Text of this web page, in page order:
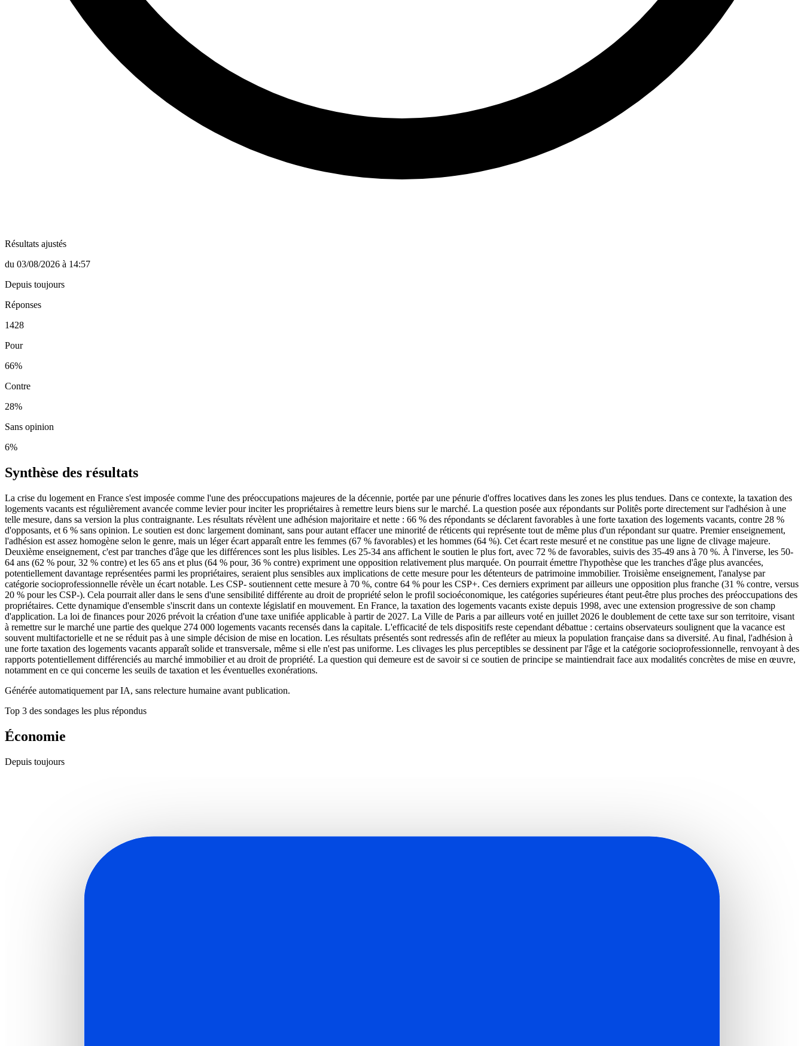
Résultats ajustés
du 03/08/2026 à 14:57
Depuis toujours
Réponses
1428
Pour
66%
Contre
28%
Sans opinion
6%
Synthèse des résultats
La crise du logement en France s'est imposée comme l'une des préoccupations majeures de la décennie, portée par une pénurie d'offres locatives dans les zones les plus tendues. Dans ce contexte, la taxation des
logements vacants est régulièrement avancée comme levier pour inciter les propriétaires à remettre leurs biens sur le marché. La question posée aux répondants sur Politês porte directement sur l'adhésion à une
telle mesure, dans sa version la plus contraignante. Les résultats révèlent une adhésion majoritaire et nette : 66 % des répondants se déclarent favorables à une forte taxation des logements vacants, contre 28 %
d'opposants, et 6 % sans opinion. Le soutien est donc largement dominant, sans pour autant effacer une minorité de réticents qui représente tout de même plus d'un répondant sur quatre. Premier enseignement,
l'adhésion est assez homogène selon le genre, mais un léger écart apparaît entre les femmes (67 % favorables) et les hommes (64 %). Cet écart reste mesuré et ne constitue pas une ligne de clivage majeure.
Deuxième enseignement, c'est par tranches d'âge que les différences sont les plus lisibles. Les 25-34 ans affichent le soutien le plus fort, avec 72 % de favorables, suivis des 35-49 ans à 70 %. À l'inverse, les 50-
64 ans (62 % pour, 32 % contre) et les 65 ans et plus (64 % pour, 36 % contre) expriment une opposition relativement plus marquée. On pourrait émettre l'hypothèse que les tranches d'âge plus avancées,
potentiellement davantage représentées parmi les propriétaires, seraient plus sensibles aux implications de cette mesure pour les détenteurs de patrimoine immobilier. Troisième enseignement, l'analyse par
catégorie socioprofessionnelle révèle un écart notable. Les CSP- soutiennent cette mesure à 70 %, contre 64 % pour les CSP+. Ces derniers expriment par ailleurs une opposition plus franche (31 % contre, versus
20 % pour les CSP-). Cela pourrait aller dans le sens d'une sensibilité différente au droit de propriété selon le profil socioéconomique, les catégories supérieures étant peut-être plus proches des préoccupations des
propriétaires. Cette dynamique d'ensemble s'inscrit dans un contexte législatif en mouvement. En France, la taxation des logements vacants existe depuis 1998, avec une extension progressive de son champ
d'application. La loi de finances pour 2026 prévoit la création d'une taxe unifiée applicable à partir de 2027. La Ville de Paris a par ailleurs voté en juillet 2026 le doublement de cette taxe sur son territoire, visant
à remettre sur le marché une partie des quelque 274 000 logements vacants recensés dans la capitale. L'efficacité de tels dispositifs reste cependant débattue : certains observateurs soulignent que la vacance est
souvent multifactorielle et ne se réduit pas à une simple décision de mise en location. Les résultats présentés sont redressés afin de refléter au mieux la population française dans sa diversité. Au final, l'adhésion à
une forte taxation des logements vacants apparaît solide et transversale, même si elle n'est pas uniforme. Les clivages les plus perceptibles se dessinent par l'âge et la catégorie socioprofessionnelle, renvoyant à des
rapports potentiellement différenciés au marché immobilier et au droit de propriété. La question qui demeure est de savoir si ce soutien de principe se maintiendrait face aux modalités concrètes de mise en œuvre,
notamment en ce qui concerne les seuils de taxation et les éventuelles exonérations.
Générée automatiquement par IA, sans relecture humaine avant publication.
Top 3 des sondages les plus répondus
Économie
Depuis toujours